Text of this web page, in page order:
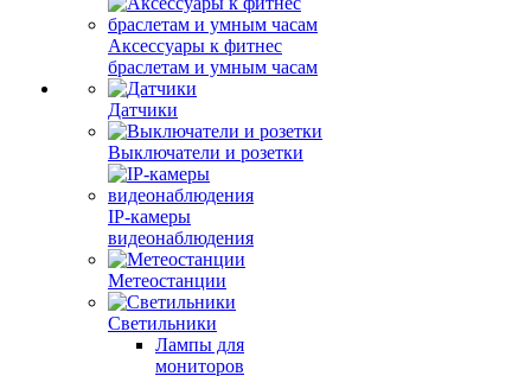
Аксессуары к фитнес
браслетам и умным часам
Датчики
Выключатели и розетки
IP-камеры
видеонаблюдения
Метеостанции
Светильники
Лампы для
мониторов